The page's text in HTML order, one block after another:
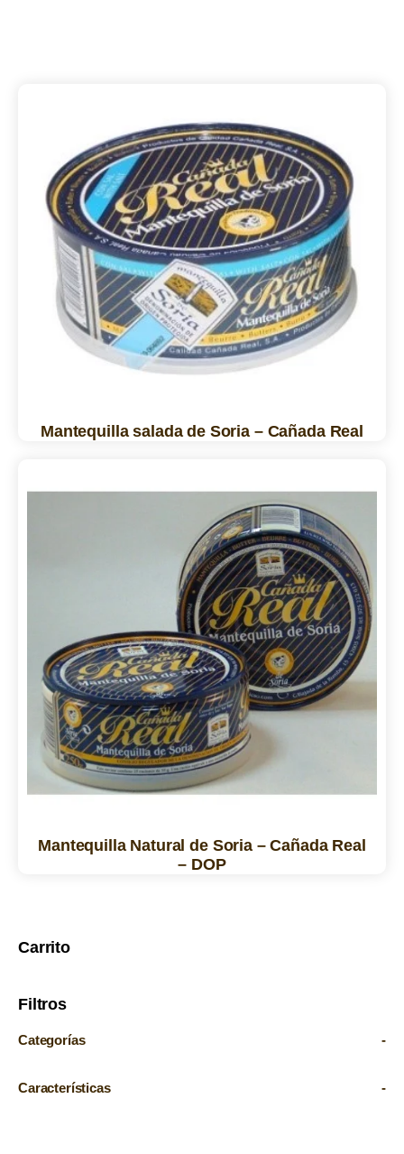
Mantequilla salada de Soria – Cañada Real
Mantequilla Natural de Soria – Cañada Real
– DOP
Carrito
Filtros
Categorías -
Características -